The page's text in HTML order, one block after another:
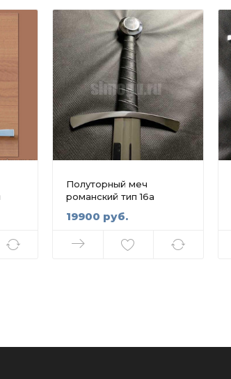
Полуторный меч
романский тип 16а
19900 руб.